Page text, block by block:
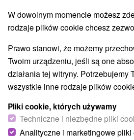
W dowolnym momencie możesz
rodzaje plików cookie chcesz
Prawo stanowi, że możemy
Twoim urządzeniu, jeśli są one
działania tej witryny. Potrzebujemy
wszystkie inne rodzaje plików
Pliki cookie, których używamy
Techniczne i niezbędne pliki
Analityczne i marketingowe pliki